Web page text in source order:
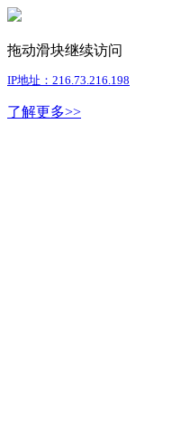
拖动滑块继续访问
IP地址：216.73.216.198
了解更多>>